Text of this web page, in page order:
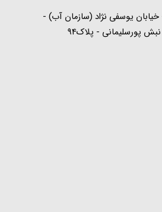
یوسفی نژاد (سازمان آب) -
پورسلیمانی - پلاک94